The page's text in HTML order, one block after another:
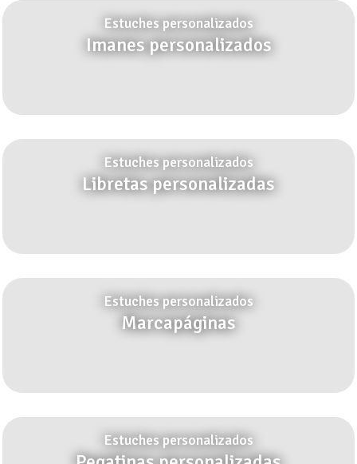
Estuches personalizados
Imanes personalizados
Estuches personalizados
Libretas personalizadas
Estuches personalizados
Marcapáginas
Estuches personalizados